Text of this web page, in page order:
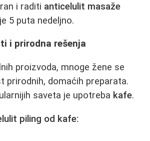
i raditi anticelulit masaže
5 puta nedeljno.
i prirodna rešenja
proizvoda, mnoge žene se
prirodnih, domaćih preparata.
saveta je upotreba kafe.
piling od kafe: